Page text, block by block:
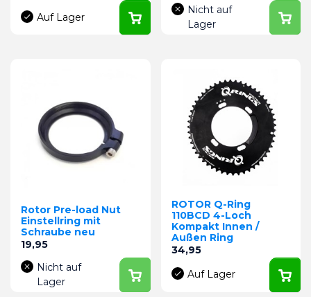
Auf Lager
Nicht auf
Lager
Rotor Pre-load Nut
Einstellring mit
Schraube neu
Preis
19,95
Nicht auf
Lager
ROTOR Q-Ring
110BCD 4-Loch
Kompakt Innen /
Außen Ring
Preis
34,95
Auf Lager